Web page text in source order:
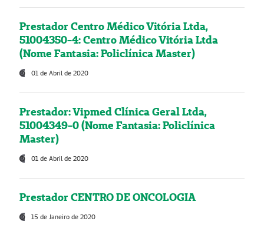
Prestador Centro Médico Vitória Ltda,
51004350-4: Centro Médico Vitória Ltda
(Nome Fantasia: Policlínica Master)
01 de Abril de 2020
Prestador: Vipmed Clínica Geral Ltda,
51004349-0 (Nome Fantasia: Policlínica
Master)
01 de Abril de 2020
Prestador CENTRO DE ONCOLOGIA
15 de Janeiro de 2020